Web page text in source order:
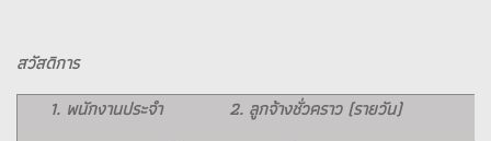
สวัสดิการ
1. พนักงานประจำ
2. ลูกจ้างชั่วคราว (รายวัน)